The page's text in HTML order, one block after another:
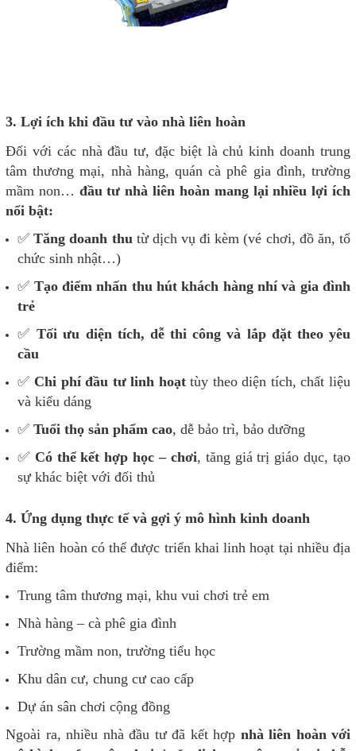
3. Lợi ích khi đầu tư vào nhà liên hoàn
Đối với các nhà đầu tư, đặc biệt là chủ kinh doanh trung
tâm thương mại, nhà hàng, quán cà phê gia đình, trường
mầm non… đầu tư nhà liên hoàn mang lại nhiều lợi ích
nổi bật:
✅Tăng doanh thutừ dịch vụ đi kèm (vé chơi, đồ ăn, tổ
chức sinh nhật…)
✅ Tạo điểm nhấn thu hút khách hàng nhí và gia đình
trẻ
✅Tối ưu diện tích, dễ thi công và lắp đặt theo yêu
cầu
✅ Chi phí đầu tư linh hoạttùy theo diện tích, chất liệu
và kiểu dáng
✅ Tuổi thọ sản phẩm cao, dễ bảo trì, bảo dưỡng
✅ Có thể kết hợp học – chơi, tăng giá trị giáo dục, tạo
sự khác biệt với đối thủ
4. Ứng dụng thực tế và gợi ý mô hình kinh doanh
Nhà liên hoàn có thể được triển khai linh hoạt tại nhiều địa
điểm:
Trung tâm thương mại, khu vui chơi trẻ em
Nhà hàng – cà phê gia đình
Trường mầm non, trường tiểu học
Khu dân cư, chung cư cao cấp
Dự án sân chơi cộng đồng
Ngoài ra, nhiều nhà đầu tư đã kết hợp nhà liên hoàn với